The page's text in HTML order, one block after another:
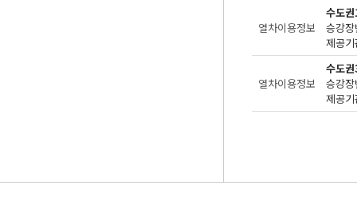
열차이용정보
수도
승강
제공
열차이용정보
수도
승강
제공